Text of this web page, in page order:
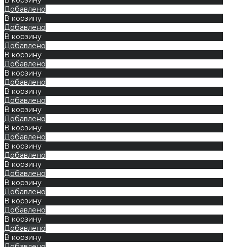
Добавлено
В корзину
Добавлено
В корзину
Добавлено
В корзину
Добавлено
В корзину
Добавлено
В корзину
Добавлено
В корзину
Добавлено
В корзину
Добавлено
В корзину
Добавлено
В корзину
Добавлено
В корзину
Добавлено
В корзину
Добавлено
В корзину
Добавлено
В корзину